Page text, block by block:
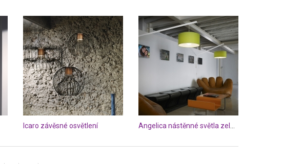
Icaro závěsné osvětlení